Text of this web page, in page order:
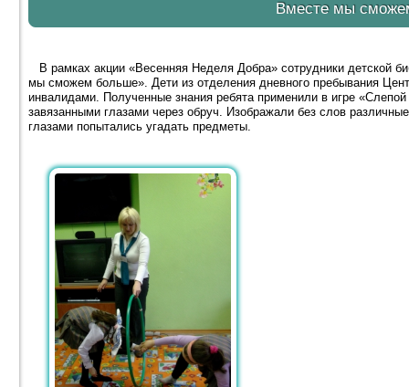
Вместе мы
В рамках акции «Весенняя Неделя Добра» сотрудники детской
мы сможем больше». Дети из отделения дневного пребывания
инвалидами. Полученные знания ребята применили в игре
завязанными глазами через обруч. Изображали без слов
глазами попытались угадать предметы.